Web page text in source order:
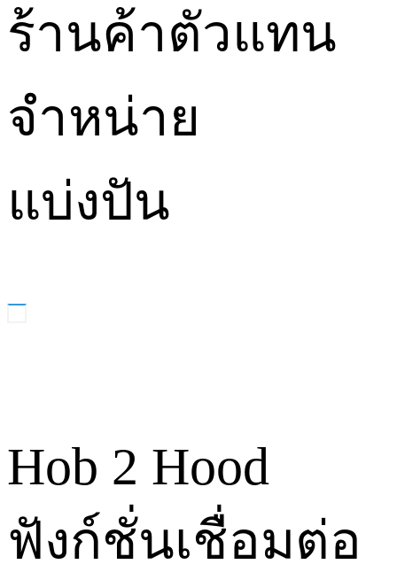
ร้านค้าตัวแทน
จำหน่าย
แบ่งปัน
Hob 2 Hood
ฟังก์ชั่นเชื่อมต่อ